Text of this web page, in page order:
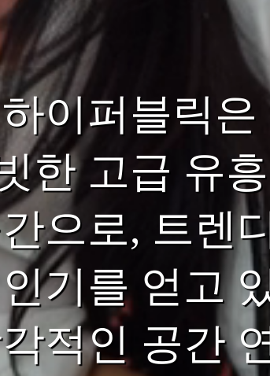
이퍼블릭
한 고급 유
으로, 트렌
기를 얻고
적인 공간